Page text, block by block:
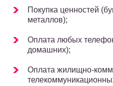
Покупка ценностей
металлов);
Оплата любых
домашних);
Оплата жилищно-